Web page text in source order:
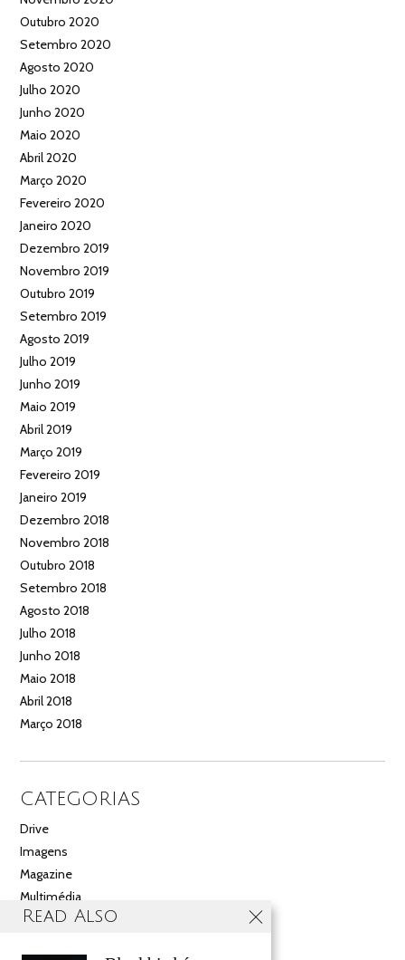
Outubro 2020
Setembro 2020
Agosto 2020
Julho 2020
Junho 2020
Maio 2020
Abril 2020
Março 2020
Fevereiro 2020
Janeiro 2020
Dezembro 2019
Novembro 2019
Outubro 2019
Setembro 2019
Agosto 2019
Julho 2019
Junho 2019
Maio 2019
Abril 2019
Março 2019
Fevereiro 2019
Janeiro 2019
Dezembro 2018
Novembro 2018
Outubro 2018
Setembro 2018
Agosto 2018
Julho 2018
Junho 2018
Maio 2018
Abril 2018
Março 2018
CATEGORIAS
Drive
Imagens
Magazine
Multimédia
Noticias
Read Also